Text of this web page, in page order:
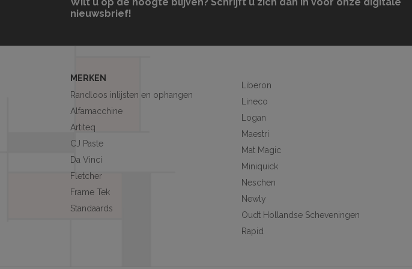
Wilt u op de hoogte blijven? Schrijft u zich dan in voor onze digitale
nieuwsbrief!
MERKEN
Randloos inlijsten en ophangen
Alfamacchine
Artiteq
CJ Paste
Da Vinci
Fletcher
Frame Tek
Standaards
Liberon
Lineco
Logan
Maestri
Mat Magic
Miniquick
Neschen
Newly
Oudt Hollandse Scheveningen
Rapid